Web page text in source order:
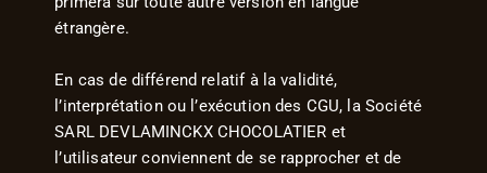
étrangère.
En cas de différend relatif à la validité,
l’interprétation ou l’exécution des CGU, la Société
SARL DEVLAMINCKX CHOCOLATIER et
l’utilisateur conviennent de se rapprocher et de